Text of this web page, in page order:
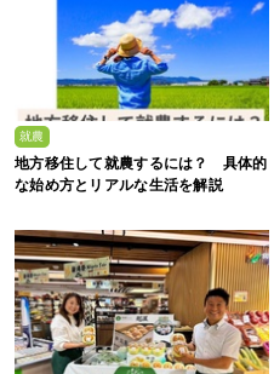
就農
地方移住して就農するには？ 具体的
な始め方とリアルな生活を解説